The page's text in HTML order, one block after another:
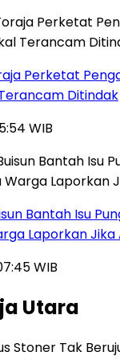
Perketat
Ditindak
WIB
Bantah Isu
Laporkan Jika
WIB
Utara